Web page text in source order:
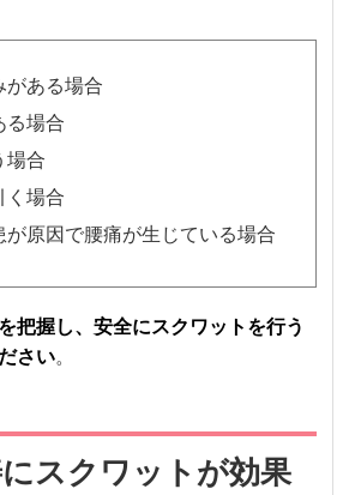
がある場合
る場合
場合
く場合
が原因で腰痛が生じている場合
把握し、安全にスクワットを行う
さい。
スクワットが効果